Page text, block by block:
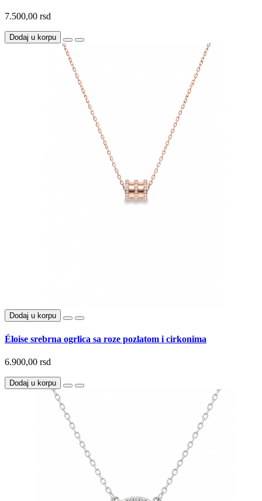
7.500,00 rsd
Dodaj u korpu
Dodaj u korpu
Éloise srebrna ogrlica sa roze pozlatom i cirkonima
6.900,00 rsd
Dodaj u korpu